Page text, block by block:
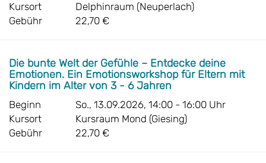
Kursort
Delphinraum (Neuperlach)
Gebühr
22,70 €
Die bunte Welt der Gefühle – Entdecke deine
Emotionen. Ein Emotionsworkshop für Eltern mit
Kindern im Alter von 3 - 6 Jahren
Beginn
So., 13.09.2026, 14:00 - 16:00 Uhr
Kursort
Kursraum Mond (Giesing)
Gebühr
22,70 €